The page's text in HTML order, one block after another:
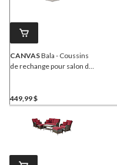
CANVASBala - Coussins
de rechange pour salon de
449,99 $